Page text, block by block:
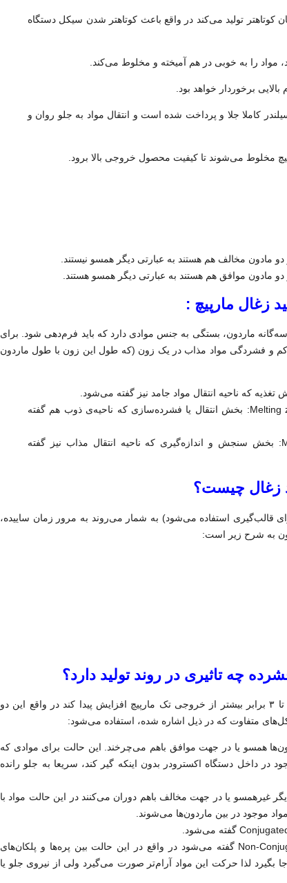
کوتاهتر تولید می‌کند در واقع باعث کوتاهتر شدن سیکل دستگاه
را به خوبی در هم آمیخته و مخلوط می‌کند.
برخوردار خواهد بود.
کاملا جلا و پرداخت شده است و انتقال مواد به جلو روان و
مخلوط می‌شوند تا کیفیت محصول خروجی بالا برود.
مادون مخالف هم هستند به عبارتی دیگر همسو نیستند.
مادون موافق هم هستند به عبارتی دیگر همسو هستند.
زغال مارپیچ :
نواحی سه‌گانه ماردون، بستگی به جنس موادی دارد که باید فرم‌دهی شود. برای
و فشردگی مواد مذاب در یک زون (که طول این زون با طول ماردون
Melting zone (also called the transition or compression zone): بخش انتقال یا فشرده‌سازی که ناحیه‌ی ذوب هم گفته
Metering zone (also called the melt conveying zone): بخش سنجش و اندازه‌گیری که ناحیه انتقال مذاب نیز گفته
زغال چیست؟
قالب‌گیری استفاده می‌شود) به شمار می‌روند به مرور زمان ساییده،
به شرح زیر است:
چه تاثیری در روند تولید دارد؟
استفاده از دو مارپیچ در دستگاه اکسترودر باعث می‌شود خروجی تا ۳ برابر بیشتر از خروجی تک مارپیچ افزایش پیدا کند در واقع این دو
متفاوت که در ذیل اشاره شده، استفاده می‌شود:
همسو یا در جهت موافق باهم می‌چرخند. این حالت برای موادی که
در داخل دستگاه اکسترودر بدون اینکه گیر کند، سریعا به جلو رانده
یا در جهت مخالف باهم دوران می‌کنند در این حالت مواد با
موجود در بین ماردون‌ها می‌شوند.
برخی دیگر به صورت غیرمتصل هستند: که به لاتین Non-Conjugated گفته می‌شود در واقع در این حالت بین پره‌ها و پلکان‌های
بگیرد لذا حرکت این مواد آرام‌تر صورت می‌گیرد ولی از نیروی جلو یا